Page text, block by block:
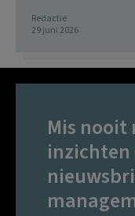
Redactie
29 juni 2026
Mis nooit
inzichten